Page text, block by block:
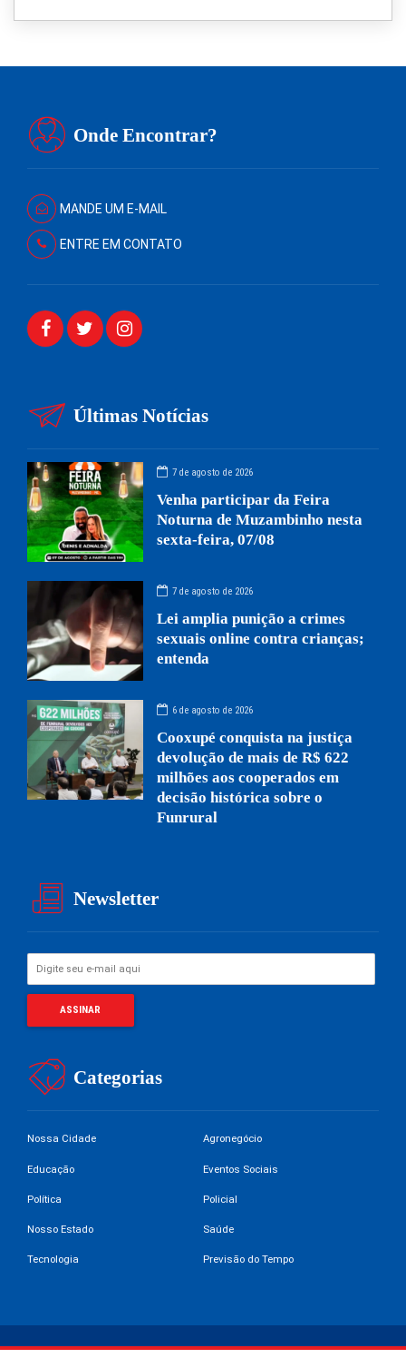
Onde Encontrar?
MANDE UM E-MAIL
ENTRE EM CONTATO
Últimas Notícias
7 de agosto de 2026
Venha participar da Feira
Noturna de Muzambinho nesta
sexta-feira, 07/08
7 de agosto de 2026
Lei amplia punição a crimes
sexuais online contra crianças;
entenda
6 de agosto de 2026
Cooxupé conquista na justiça
devolução de mais de R$ 622
milhões aos cooperados em
decisão histórica sobre o
Funrural
Newsletter
Categorias
Nossa Cidade Agronegócio
Educação Eventos Sociais
Política Policial
Nosso Estado Saúde
Tecnologia Previsão do Tempo